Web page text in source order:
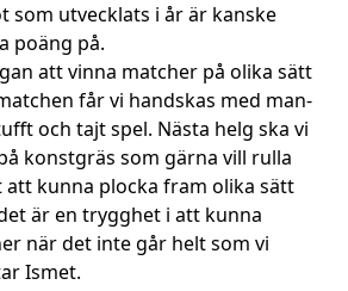
som utvecklats i år är kanske
poäng på.
att vinna matcher på olika sätt
får vi handskas med man-
och tajt spel. Nästa helg ska vi
konstgräs som gärna vill rulla
att kunna plocka fram olika sätt
är en trygghet i att kunna
när det inte går helt som vi
Ismet.